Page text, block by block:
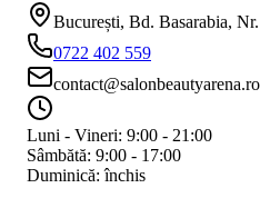
București, Bd. Basarabia,
0722 402 559
contact@salonbeautyarena.ro
Luni - Vineri: 9:00 - 21:00
Sâmbătă: 9:00 - 17:00
Duminică: închis